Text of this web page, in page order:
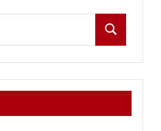
Buscar